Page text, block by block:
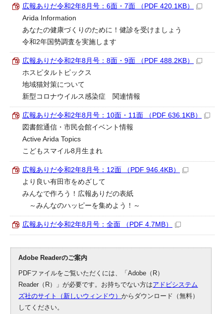
広報ありだ令和2年8月号：6面・7面 （PDF 420.1KB）
Arida Information
あなたの健康づくりのために！健診を受けましょう
令和2年国勢調査を実施します
広報ありだ令和2年8月号：8面・9面 （PDF 488.2KB）
ホスピタルトピックス
地域猫対策について
新型コロナウイルス感染症 関連情報
広報ありだ令和2年8月号：10面・11面 （PDF 636.1KB）
図書館通信・市民会館イベント情報
Active Arida Topics
こどもスマイル8月生まれ
広報ありだ令和2年8月号：12面 （PDF 946.4KB）
より良い有田市をめざして
みんなで作ろう！広報ありだの表紙
～みんなのハッピーを集めよう！～
広報ありだ令和2年8月号：全面 （PDF 4.7MB）
Adobe Readerのご案内
PDFファイルをご覧いただくには、「Adobe（R）
Reader（R）」が必要です。お持ちでない方はアドビシステム
ズ社のサイト（新しいウィンドウ）からダウンロード（無料）
してください。